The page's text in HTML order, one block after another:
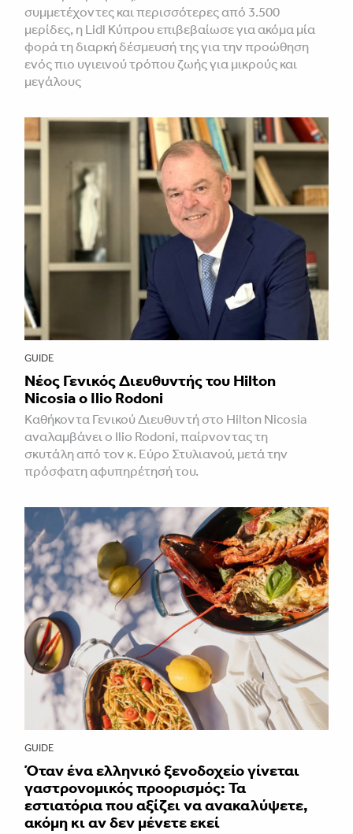
συμμετέχοντες και περισσότερες από 3.500
μερίδες, η Lidl Κύπρου επιβεβαίωσε για ακόμα μία
φορά τη διαρκή δέσμευσή της για την προώθηση
ενός πιο υγιεινού τρόπου ζωής για μικρούς και
μεγάλους
GUIDE
Νέος Γενικός Διευθυντής του Hilton
Nicosia ο Ilio Rodoni
Καθήκοντα Γενικού Διευθυντή στο Hilton Nicosia
αναλαμβάνει ο Ilio Rodoni, παίρνοντας τη
σκυτάλη από τον κ. Εύρο Στυλιανού, μετά την
πρόσφατη αφυπηρέτησή του.
GUIDE
Όταν ένα ελληνικό ξενοδοχείο γίνεται
γαστρονομικός προορισμός: Τα
εστιατόρια που αξίζει να ανακαλύψετε,
ακόμη κι αν δεν μένετε εκεί